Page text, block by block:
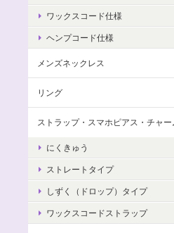
ワックスコード仕様
ヘンプコード仕様
メンズネックレス
リング
ストラップ・スマホピアス・チャー
にくきゅう
ストレートタイプ
しずく（ドロップ）タイプ
ワックスコードストラップ